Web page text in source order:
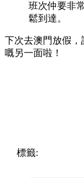
班次仲要非
鬆到達。
下次去澳門放假，
嘅另一面啦！
標籤: